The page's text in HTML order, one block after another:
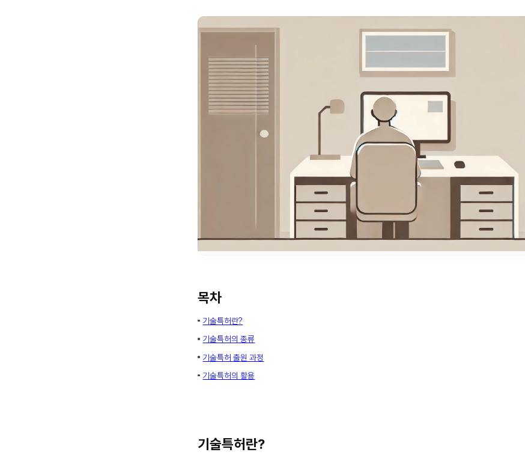
목차
기술특허란?
기술특허의 종류
기술특허 출원 과정
기술특허의 활용
기술특허란?